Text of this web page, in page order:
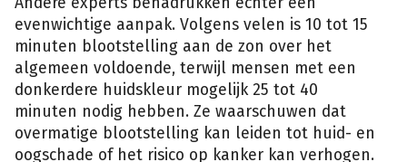
evenwichtige aanpak. Volgens velen is 10 tot 15
minuten blootstelling aan de zon over het
algemeen voldoende, terwijl mensen met een
donkerdere huidskleur mogelijk 25 tot 40
minuten nodig hebben. Ze waarschuwen dat
overmatige blootstelling kan leiden tot huid- en
oogschade of het risico op kanker kan verhogen.